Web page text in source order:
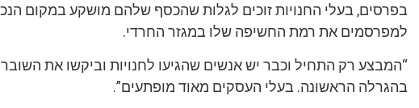
בפרסים, בעלי החנויות זוכים לגלות שהכסף שלהם מושקע במקום
למפרסמים את רמת החשיפה שלו במגזר החרדי.
“המבצע רק התחיל וכבר יש אנשים שהגיעו לחנויות וביקשו את
בהגרלה הראשונה. בעלי העסקים מאוד מופתעים”.